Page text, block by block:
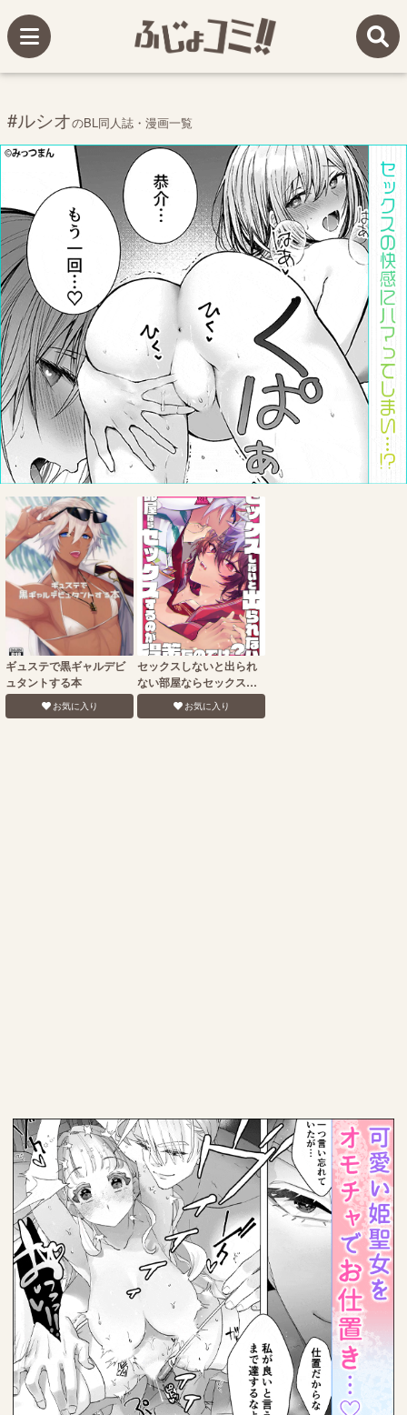
#ルシオのBL同人誌・漫画一覧
ギュステで黒ギャルデビ
ュタントする本
お気に入り
セックスしないと出られ
ない部屋ならセックスす
るのが得策なのでは？
お気に入り